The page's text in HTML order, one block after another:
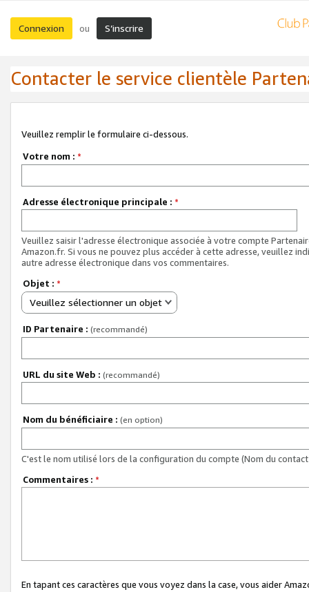
Connexion ou S’inscrire
Contacter le service clientèle
Veuillez remplir le formulaire ci-dessous.
Votre nom : *
Adresse électronique principale : *
Veuillez saisir l'adresse électronique associée à votre compte
Amazon.fr. Si vous ne pouvez plus accéder à cette adresse, veuillez
autre adresse électronique dans vos commentaires.
Objet : *
Veuillez sélectionner un objet
ID Partenaire : (recommandé)
URL du site Web : (recommandé)
Nom du bénéficiaire : (en option)
C'est le nom utilisé lors de la configuration du compte (Nom du
Commentaires : *
En tapant ces caractères que vous voyez dans la case, vous aider